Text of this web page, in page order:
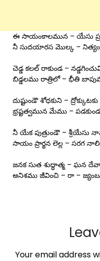
ఈ సాయంకాలమున – యేసు
నీ సుదయారస మొల్క –
చెడ్డ కలల్ రాకుండ –
బిడ్డలము రాత్రిలో – భీతి
దుష్టుండౌ శోధకుని –
భ్రష్టత్వమున మేము –
నీ యేక పుత్రుండౌ – శ్రీయేసు
సాయం ప్రార్థన లెల్ల – సరగ
జనక సుత శుద్ధాత్మ – ఘన
అనిశము జీవించి – రా –
Your email address